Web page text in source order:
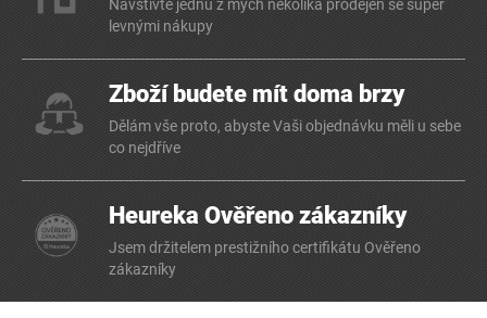
Navštivte jednu z mých několika prodejen se super
levnými nákupy
Zboží budete mít doma brzy
Dělám vše proto, abyste Vaši objednávku měli u sebe
co nejdříve
Heureka Ověřeno zákazníky
Jsem držitelem prestižního certifikátu Ověřeno
zákazníky